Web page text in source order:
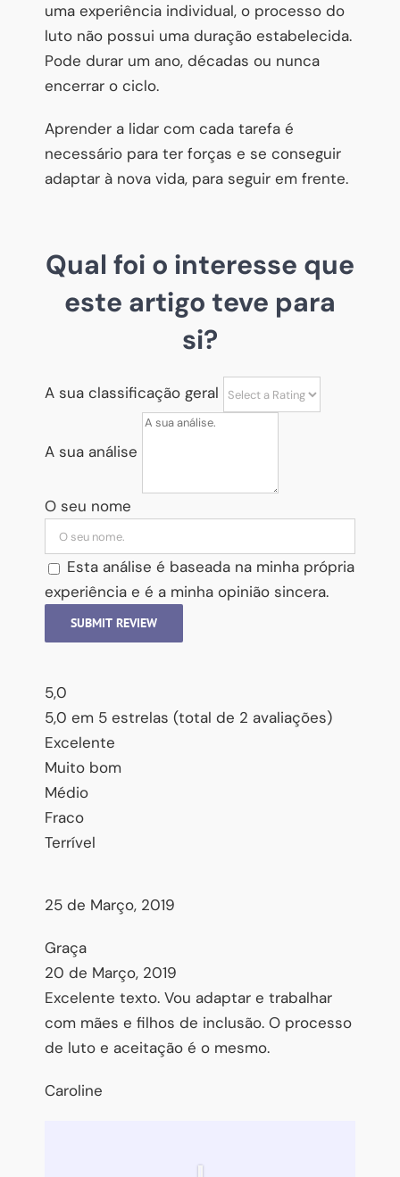
uma experiência individual, o processo do
luto não possui uma duração estabelecida.
Pode durar um ano, décadas ou nunca
encerrar o ciclo.
Aprender a lidar com cada tarefa é
necessário para ter forças e se conseguir
adaptar à nova vida, para seguir em frente.
Qual foi o interesse que
este artigo teve para
si?
A sua classificação geral
A sua análise
O seu nome
Esta análise é baseada na minha própria
experiência e é a minha opinião sincera.
SUBMIT REVIEW
5,0
5,0 em 5 estrelas (total de 2 avaliações)
Excelente
Muito bom
Médio
Fraco
Terrível
25 de Março, 2019
Graça
20 de Março, 2019
Excelente texto. Vou adaptar e trabalhar
com mães e filhos de inclusão. O processo
de luto e aceitação é o mesmo.
Caroline